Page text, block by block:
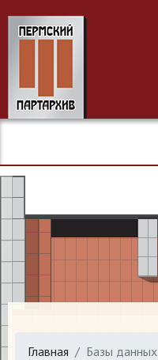
Главная Базы данных